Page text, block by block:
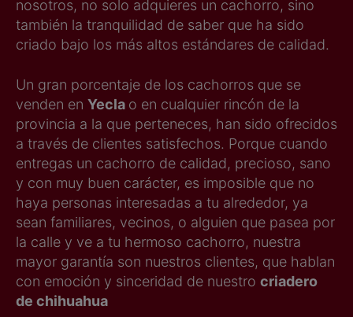
nosotros, no solo adquieres un cachorro, sino
también la tranquilidad de saber que ha sido
criado bajo los más altos estándares de calidad.
Un gran porcentaje de los cachorros que se
venden en Yecla o en cualquier rincón de la
provincia a la que perteneces, han sido ofrecidos
a través de clientes satisfechos. Porque cuando
entregas un cachorro de calidad, precioso, sano
y con muy buen carácter, es imposible que no
haya personas interesadas a tu alrededor, ya
sean familiares, vecinos, o alguien que pasea por
la calle y ve a tu hermoso cachorro, nuestra
mayor garantía son nuestros clientes, que hablan
con emoción y sinceridad de nuestro criadero
de chihuahua